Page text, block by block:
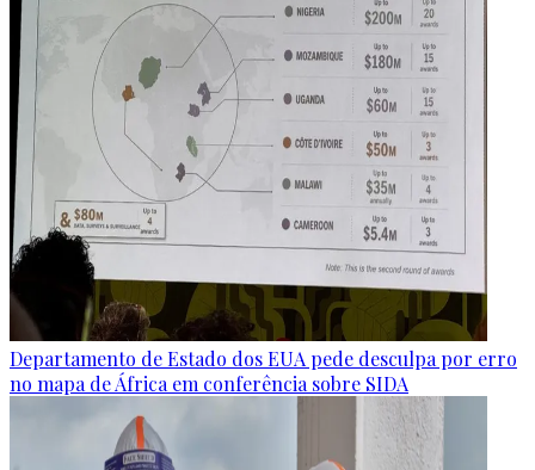
Departamento de Estado dos EUA pede desculpa por erro
no mapa de África em conferência sobre SIDA